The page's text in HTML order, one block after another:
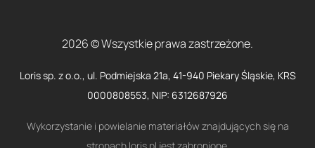
2026 © Wszystkie prawa zastrzeżone.
Loris sp. z o.o., ul. Podmiejska 21a, 41-940 Piekary Śląskie, KRS
0000808553, NIP: 6312687926
Wykorzystanie i powielanie materiałów znajdujących się na